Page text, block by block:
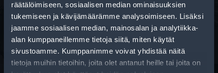
räätälöimiseen, sosiaalisen median ominaisuuksien
tukemiseen ja kävijämäärämme analysoimiseen. Lisäksi
jaamme sosiaalisen median, mainosalan ja analytiikka-
alan kumppaneillemme tietoja siitä, miten käytät
sivustoamme. Kumppanimme voivat yhdistää näitä
tietoja muihin tietoihin, joita olet antanut heille tai joita on
Auttaa sinua valitsemaan oikean kokoisen renkaan,
kun vaihdat rengaskokoa.